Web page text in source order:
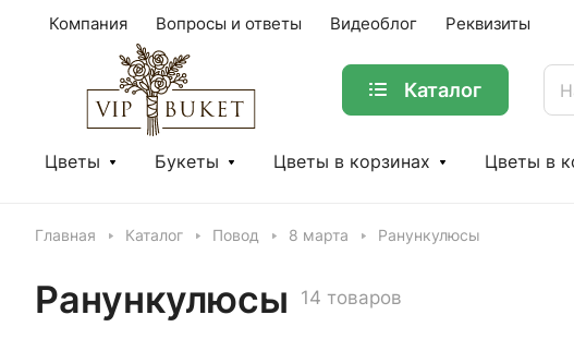
Компания Вопросы и ответы Видеоблог Реквизиты
Каталог
Цветы Букеты Цветы в корзинах Цветы в
Главная Каталог Повод 8 марта Ранункулюсы
Ранункулюсы 14 товаров